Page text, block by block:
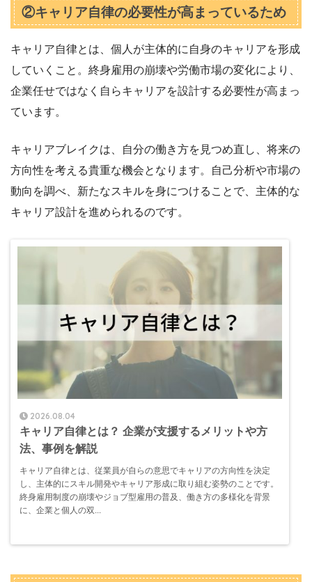
②キャリア自律の必要性が高まっているため
キャリア自律とは、個人が主体的に自身のキャリアを形成
していくこと。終身雇用の崩壊や労働市場の変化により、
企業任せではなく自らキャリアを設計する必要性が高まっ
ています。
キャリアブレイクは、自分の働き方を見つめ直し、将来の
方向性を考える貴重な機会となります。自己分析や市場の
動向を調べ、新たなスキルを身につけることで、主体的な
キャリア設計を進められるのです。
2026.08.04
キャリア自律とは？ 企業が支援するメリットや方
法、事例を解説
キャリア自律とは、従業員が自らの意思でキャリアの方向性を決定
し、主体的にスキル開発やキャリア形成に取り組む姿勢のことです。
終身雇用制度の崩壊やジョブ型雇用の普及、働き方の多様化を背景
に、企業と個人の双...